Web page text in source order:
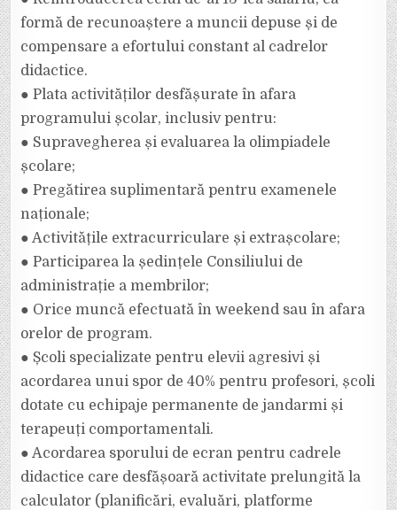
formă de recunoaștere a muncii depuse și de
compensare a efortului constant al cadrelor
didactice.
● Plata activităților desfășurate în afara
programului școlar, inclusiv pentru:
● Supravegherea și evaluarea la olimpiadele
școlare;
● Pregătirea suplimentară pentru examenele
naționale;
● Activitățile extracurriculare și extrașcolare;
● Participarea la ședințele Consiliului de
administrație a membrilor;
● Orice muncă efectuată în weekend sau în afara
orelor de program.
● Școli specializate pentru elevii agresivi și
acordarea unui spor de 40% pentru profesori, școli
dotate cu echipaje permanente de jandarmi și
terapeuți comportamentali.
● Acordarea sporului de ecran pentru cadrele
didactice care desfășoară activitate prelungită la
calculator (planificări, evaluări, platforme